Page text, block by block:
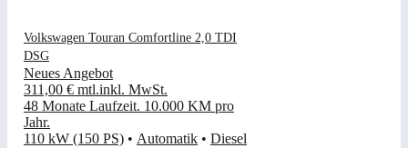
Volkswagen Touran Comfortline 2,0 TDI
DSG
Neues Angebot
311,00 € mtl.inkl. MwSt.
48 Monate Laufzeit. 10.000 KM pro
Jahr.
110 kW (150 PS) • Automatik • Diesel